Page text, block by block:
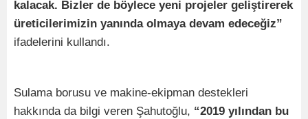
kalacak. Bizler de böylece yeni projeler geliştirerek
üreticilerimizin yanında olmaya devam edeceğiz”
ifadelerini kullandı.
Sulama borusu ve makine-ekipman destekleri
hakkında da bilgi veren Şahutoğlu, “2019 yılından bu